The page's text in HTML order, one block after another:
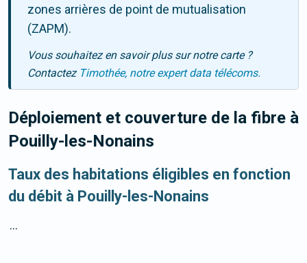
zones arrières de point de mutualisation
(ZAPM).
Vous souhaitez en savoir plus sur notre carte ?
Contactez Timothée, notre expert data télécoms.
Déploiement et couverture de la fibre à
Pouilly-les-Nonains
Taux des habitations éligibles en fonction
du débit à Pouilly-les-Nonains
...